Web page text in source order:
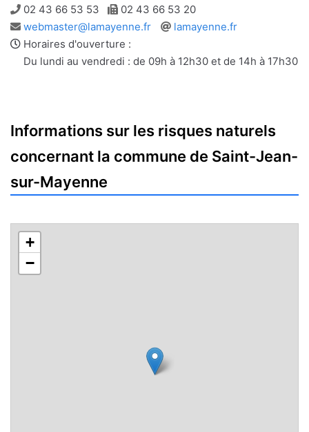
Téléphone
02 43 66 53 53 Télécopie
02 43 66 53 20
Adresse
e-
mail
webmaster@lamayenne.fr
Site
lamayenne.fr
Horaires d'ouverture :
Du lundi au vendredi : de 09h à 12h30 et de 14h à 17h30
Informations sur les risques naturels
concernant la commune de Saint-Jean-
sur-Mayenne
+
−